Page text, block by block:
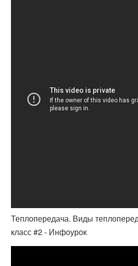
Теплопередача. Виды
класс #2 - Инфоурок